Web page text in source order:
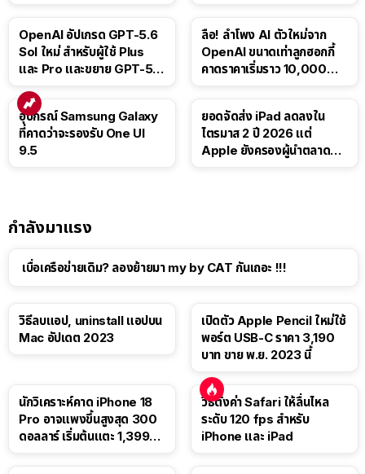
OpenAI อัปเกรด GPT-5.6
Sol ใหม่ สำหรับผู้ใช้ Plus
และ Pro และขยาย GPT-5.6
ลือ! ลำโพง AI ตัวใหม่จาก
OpenAI ขนาดเท่าลูกฮอกกี้
คาดราคาเริ่มราว 10,000
อุปกรณ์ Samsung Galaxy
ที่คาดว่าจะรองรับ One UI
9.5
ยอดจัดส่ง iPad ลดลงใน
ไตรมาส 2 ปี 2026 แต่
Apple ยังครองผู้นำตลาด
กำลังมาแรง
เบื่อเครือข่ายเดิม? ลองย้ายมา my by CAT กันเถอะ !!!
วิธีลบแอป, uninstall แอปบน
Mac อัปเดต 2023
เปิดตัว Apple Pencil ใหม่ใช้
พอร์ต USB-C ราคา 3,190
บาท ขาย พ.ย. 2023 นี้
นักวิเคราะห์คาด iPhone 18
Pro อาจแพงขึ้นสูงสุด 300
ดอลลาร์ เริ่มต้นแตะ 1,399
วิธีตั้งค่า Safari ให้ลื่นไหล
ระดับ 120 fps สำหรับ
iPhone และ iPad